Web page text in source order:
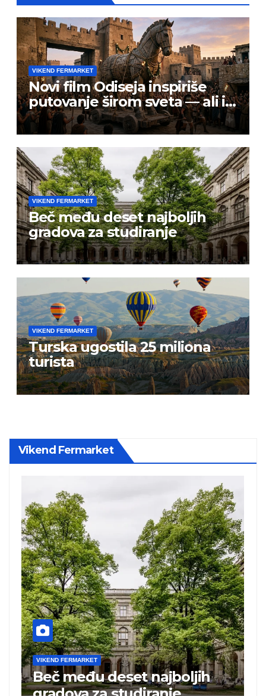
VIKEND FERMARKET
Novi film Odiseja inspiriše
putovanje širom sveta — ali i
prevarante
VIKEND FERMARKET
Beč među deset najboljih
gradova za studiranje
VIKEND FERMARKET
Turska ugostila 25 miliona
turista
Vikend Fermarket
VIKEND FERMARKET
Turska ugostila 25 miliona